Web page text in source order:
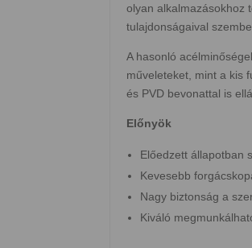
olyan alkalmazásokhoz
tulajdonságaival
A hasonló
műveleteket, mint a kis
és PVD bevonattal is
Előnyök
Előedzett állapotban
Kevesebb
Nagy biztonság a
Kiváló